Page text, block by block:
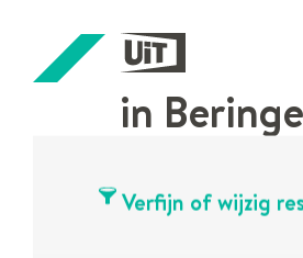
U
i
T
in
Verfijn of wijzig